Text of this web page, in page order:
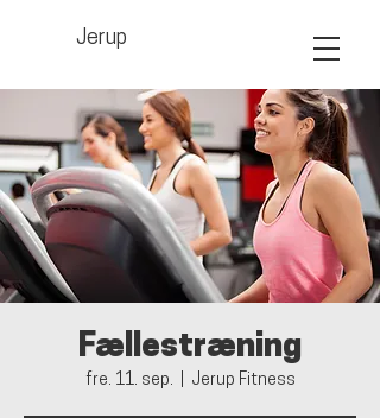
Jerup
Fællestræning
fre. 11. sep. Jerup Fitness